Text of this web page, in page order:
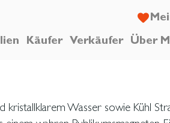
Käufer Verkäufer Über
kristallklarem Wasser sowie Kühl